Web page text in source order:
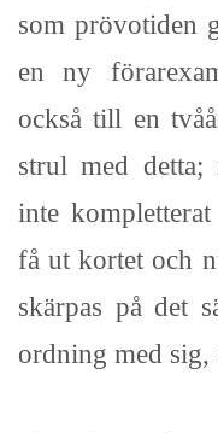
som prövotiden
en ny
också till en
strul med
inte
få ut kortet och
skärpas på det
ordning med sig,